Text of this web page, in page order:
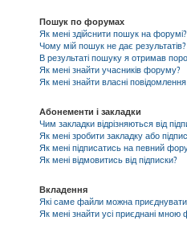
Пошук по форумах
Як мені здійснити пошук на форумі?
Чому мій пошук не дає результатів?
В результаті пошуку я отримав
Як мені знайти учасників форуму?
Як мені знайти власні
Абонементи і закладки
Чим закладки відрізняються від
Як мені зробити закладку або
Як мені підписатись на певний
Як мені відмовитись від підписки?
Вкладення
Які саме файли можна
Як мені знайти усі приєднані мною